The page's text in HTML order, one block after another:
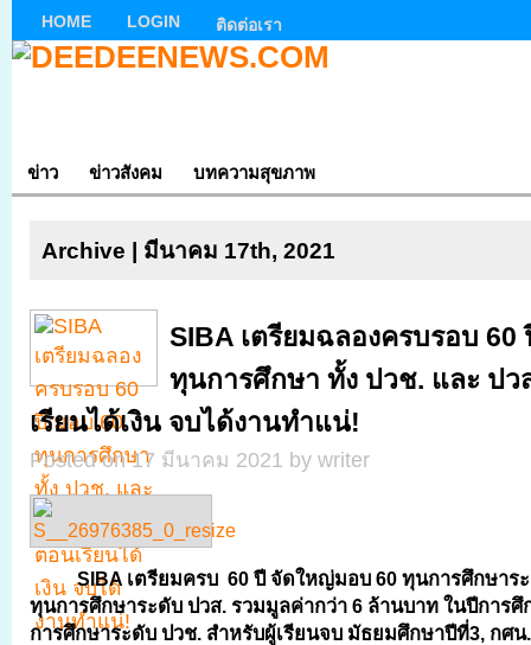
HOME LOGIN ติดต่อเรา
ข่าว ข่าวสังคม บทความสุขภาพ
Archive | มีนาคม 17th, 2021
SIBA เตรียมฉลองครบรอบ 60
ทุนการศึกษา ทั้ง ปวช. และ ปว
เรียนได้เงิน จบได้งานทำแน่!
Posted on 17 มีนาคม 2021 by writer
SIBA เตรียมครบ 60 ปี จัดใหญ่มอบ 60 ทุนการศึกษาระ
ทุนการศึกษาระดับ ปวส. รวมมูลค่ากว่า 6 ล้านบาท ในปีการศึ
การศึกษาระดับ ปวช. สำหรับผู้เรียนจบ มัธยมศึกษาปีที่3, กศน